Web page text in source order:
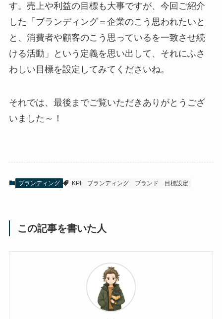
す。売上や利益の目標も大事ですが、今回ご紹介
した「ブランディング＝企業のこう思われたいと
と、消費者や顧客のこう思っているを一致させ続
ける活動」という定義を思い出して、それにふさ
わしい目標を設定してみてくださいね。
それでは、最後までご覧いただきありがとうござ
いました～！
ブランディング KPI ブランディング ブランド 目標設定
この記事を書いた人